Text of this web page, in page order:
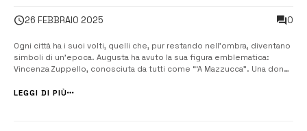
26 FEBBRAIO 2025 0
Ogni città ha i suoi volti, quelli che, pur restando nell’ombra, diventano
simboli di un’epoca. Augusta ha avuto la sua figura emblematica:
Vincenza Zuppello, conosciuta da tutti come “‘A Mazzucca”. Una donna
nel cuore della città, diventando un’icona...
LEGGI DI PIÙ